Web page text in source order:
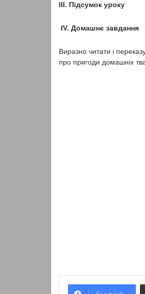
III. Підсумок уроку
IV. Домашнє завдання
Виразно читати і
про пригоди домашніх